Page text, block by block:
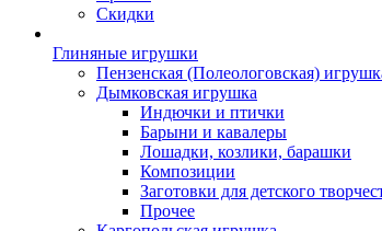
Скидки
Глиняные игрушки
Пензенская (Полеологовская)
Дымковская игрушка
Индючки и птички
Барыни и кавалеры
Лошадки, козлики, барашки
Композиции
Заготовки для детского
Прочее